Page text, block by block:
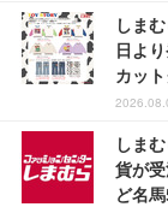
しま
日よ
カッ
しま
貨が
ど名